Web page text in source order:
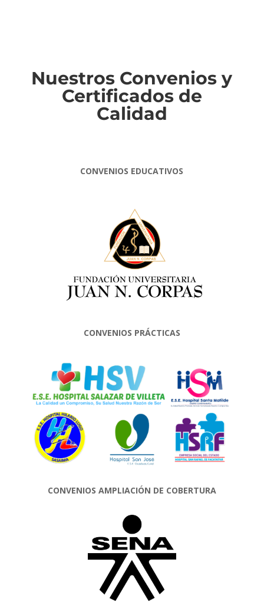
Nuestros Convenios y
Certificados de
Calidad
CONVENIOS EDUCATIVOS
CONVENIOS PRÁCTICAS
CONVENIOS AMPLIACIÓN DE COBERTURA